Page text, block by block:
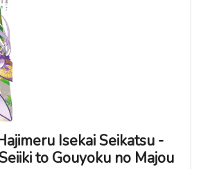
Isekai Seikatsu -
to Gouyoku no Majou